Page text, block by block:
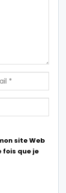
site Web
fois que je